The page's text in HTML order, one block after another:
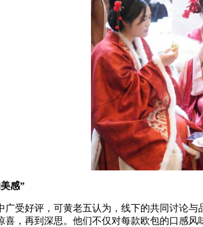
感”
好评，可黄老五认为，线下的共同讨论与
，再到深思。他们不仅对每款欧包的口感